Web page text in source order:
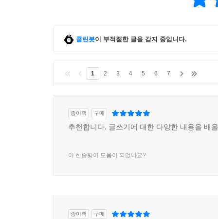
클린봇이 부적절한 글을 감지 중입니다.
1 2 3 4 5 6 7
종이책 구매
추천합니다. 글쓰기에 대한 다양한 내용을 배
이 한줄평이 도움이 되었나요?
종이책 구매